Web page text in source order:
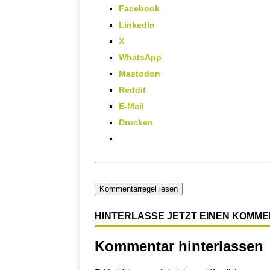
Facebook
LinkedIn
X
WhatsApp
Mastodon
Reddit
E-Mail
Drucken
Kommentarregel lesen
HINTERLASSE JETZT EINEN
Kommentar hinterlassen